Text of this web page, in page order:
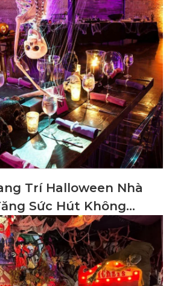
Trí Halloween Nhà
Sức Hút Không